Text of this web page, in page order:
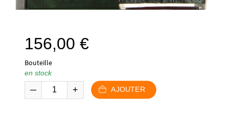
156,00 €
Bouteille
en stock
AJOUTER